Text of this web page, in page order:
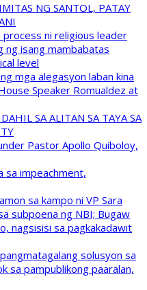
NG SANTOL, PATAY
ni religious leader
ng isang mambabatas
level
mga alegasyon laban kina
Speaker Romualdez at
SA ALITAN SA TAYA SA
Pastor Apollo Quiboloy,
sa impeachment,
sa kampo ni VP Sara
subpoena ng NBI; Bugaw
nagsisisi sa pagkakadawit
solusyon sa
sa pampublikong paaralan,